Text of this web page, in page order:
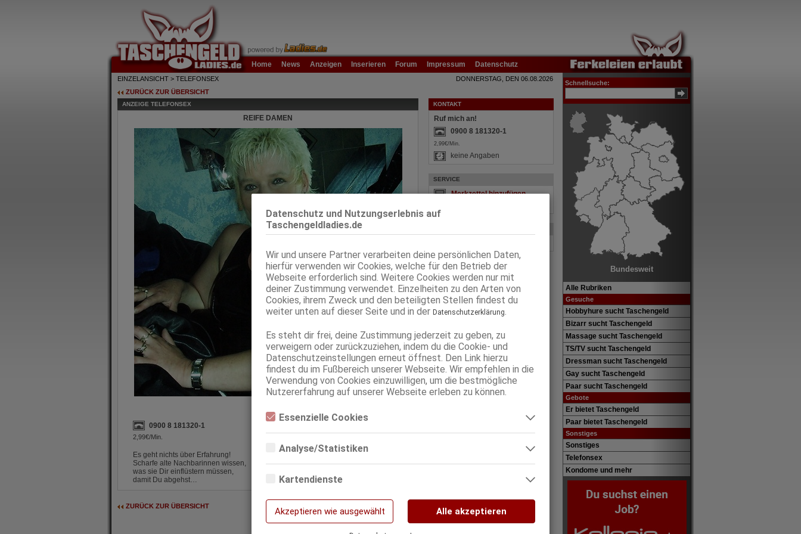
Datenschutz und Nutzungserlebnis auf
Taschengeldladies.de
Wir und unsere Partner verarbeiten deine persönlichen Daten,
hierfür verwenden wir Cookies, welche für den Betrieb der
Webseite erforderlich sind. Weitere Cookies werden nur mit
deiner Zustimmung verwendet. Einzelheiten zu den Arten von
Cookies, ihrem Zweck und den beteiligten Stellen findest du
weiter unten auf dieser Seite und in der Datenschutzerklärung.
Es steht dir frei, deine Zustimmung jederzeit zu geben, zu
verweigern oder zurückzuziehen, indem du die Cookie- und
Datenschutzeinstellungen erneut öffnest. Den Link hierzu
findest du im Fußbereich unserer Webseite. Wir empfehlen in die
Verwendung von Cookies einzuwilligen, um die bestmögliche
Nutzererfahrung auf unserer Webseite erleben zu können.
Essenzielle Cookies
Essenzielle Cookies sind alle notwendigen Cookies, die für den Betrieb
werden. Die Webseite kann ohne diese Cookies nicht richtig
Analyse/Statistiken
Analyse- bzw. Statistikcookies sind Cookies, die der Analyse der
Zugriffsstatistiken dienen. Sie helfen den Webseiten-Besitzern zu
Informationen anonym gesammelt und gemeldet werden.
Google Analytics
Kartendienste
Wenn Sie Google Maps auf unserer Webseite nutzen, können Informationen über
Akzeptieren wie ausgewählt Alle akzeptieren
Home News Anzeigen Inserieren Forum Impressum Datenschutz
EINZELANSICHT > TELEFONSEX
DONNERSTAG, DEN 06.08.2026
ZURÜCK ZUR ÜBERSICHT
ANZEIGE TELEFONSEX
REIFE DAMEN
0900 8 181320-1
2,99€/Min.
Es geht nichts über Erfahrung!
Scharfe alte Nachbarinnen wissen,
was sie Dir einflüstern müssen,
damit Du abgehst…
KONTAKT
Ruf mich an!
0900 8 181320-1
2,99€/Min.
keine Angaben
SERVICE
ZURÜCK ZUR ÜBERSICHT
Schnellsuche:
Bundesweit
Alle Rubriken
Gesuche
Hobbyhure sucht Taschengeld
Bizarr sucht Taschengeld
Massage sucht Taschengeld
TS/TV sucht Taschengeld
Dressman sucht Taschengeld
Gay sucht Taschengeld
Paar sucht Taschengeld
Gebote
Er bietet Taschengeld
Paar bietet Taschengeld
Sonstiges
Sonstiges
Telefonsex
Kondome und mehr